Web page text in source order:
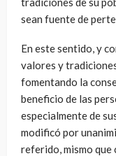
sean fuente de
En este sentido, y
valores y
fomentando la
beneficio de las
especialmente de
modificó por
referido, mismo que